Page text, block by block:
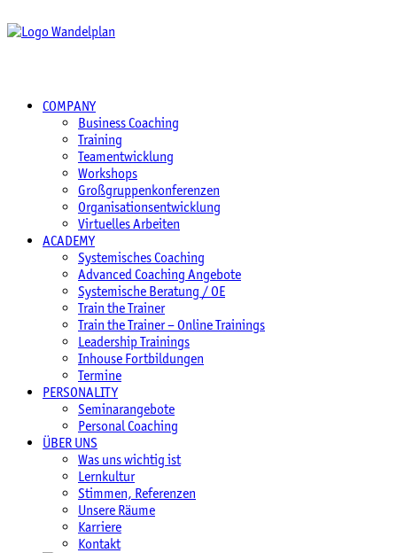
COMPANY
Business Coaching
Training
Teamentwicklung
Workshops
Großgruppenkonferenzen
Organisationsentwicklung
Virtuelles Arbeiten
ACADEMY
Systemisches Coaching
Advanced Coaching Angebote
Systemische Beratung / OE
Train the Trainer
Train the Trainer – Online Trainings
Leadership Trainings
Inhouse Fortbildungen
Termine
PERSONALITY
Seminarangebote
Personal Coaching
ÜBER UNS
Was uns wichtig ist
Lernkultur
Stimmen, Referenzen
Unsere Räume
Karriere
Kontakt